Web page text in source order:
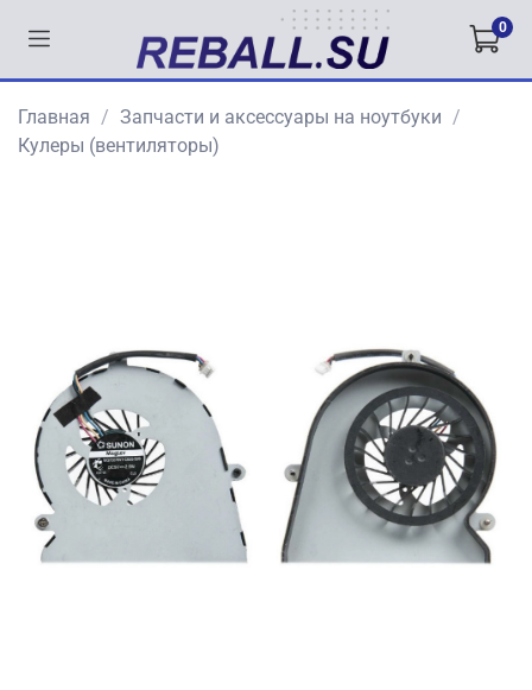
0
Главная
Запчасти и аксессуары на ноутбуки
Кулеры (вентиляторы)